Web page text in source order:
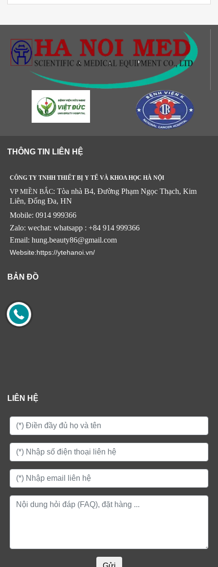
THÔNG TIN LIÊN HỆ
CÔNG TY TNHH THIẾT BỊ Y TẾ VÀ KHOA HỌC HÀ NỘI
VP MIỀN BẮC: Tòa nhà B4, Đường Phạm Ngọc Thạch, Kim
Liên, Đống Đa, HN
Mobile: 0914 999366
Zalo: wechat: whatsapp : +84 914 999366
Email: hung.beauty86@gmail.com
Website:https://ytehanoi.vn/
BẢN ĐỒ
LIÊN HỆ